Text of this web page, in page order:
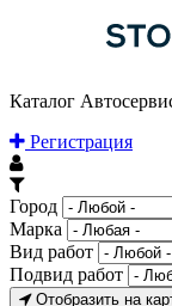
Каталог
Регистрация
Город
Марка
Вид работ
Подвид работ
Отобразить на